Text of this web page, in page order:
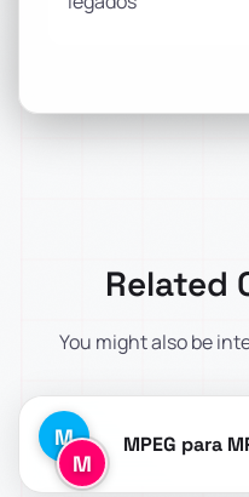
Related
You might also be
M
M
MPEG para